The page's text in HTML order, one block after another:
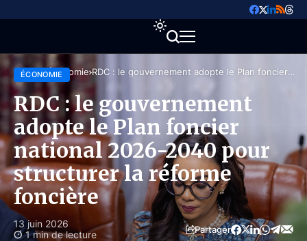
Accueil Économie RDC : le gouvernement adopte le Plan foncier
foncière
ÉCONOMIE
RDC : le gouvernement
adopte le Plan foncier
national 2026-2040 pour
structurer la réforme
foncière
13 juin 2026
1 min de lecture
Partager